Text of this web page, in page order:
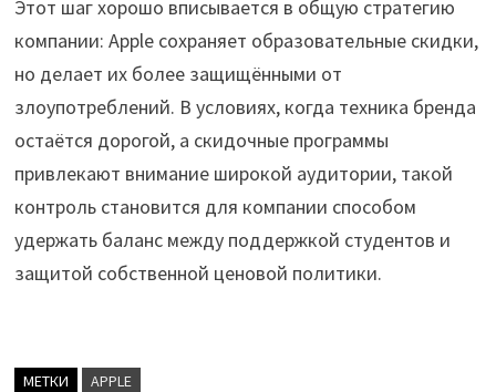
Этот шаг хорошо вписывается в общую стратегию
компании: Apple сохраняет образовательные скидки,
но делает их более защищёнными от
злоупотреблений. В условиях, когда техника бренда
остаётся дорогой, а скидочные программы
привлекают внимание широкой аудитории, такой
контроль становится для компании способом
удержать баланс между поддержкой студентов и
защитой собственной ценовой политики.
МЕТКИ APPLE